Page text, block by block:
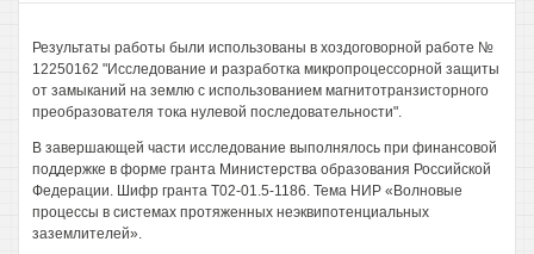
Результаты работы были использованы в хоздоговорной работе №
12250162 "Исследование и разработка микропроцессорной защиты
от замыканий на землю с использованием магнитотранзисторного
преобразователя тока нулевой последовательности".
В завершающей части исследование выполнялось при финансовой
поддержке в форме гранта Министерства образования Российской
Федерации. Шифр гранта Т02-01.5-1186. Тема НИР «Волновые
процессы в системах протяженных неэквипотенциальных
заземлителей».